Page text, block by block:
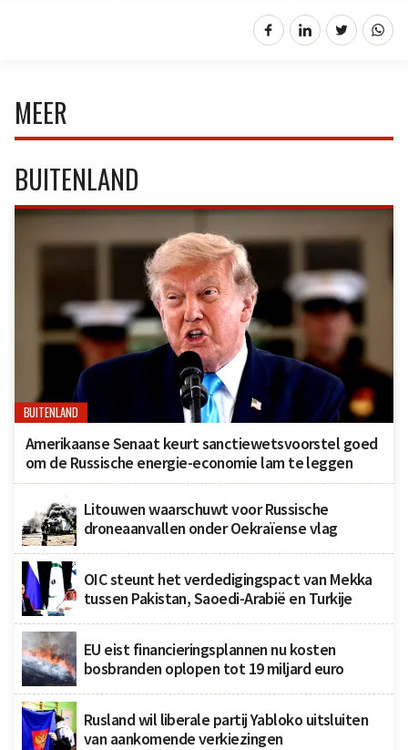
MEER
BUITENLAND
BUITENLAND
Amerikaanse Senaat keurt sanctiewetsvoorstel goed
om de Russische energie-economie lam te leggen
Litouwen waarschuwt voor Russische
droneaanvallen onder Oekraïense vlag
OIC steunt het verdedigingspact van Mekka
tussen Pakistan, Saoedi-Arabië en Turkije
EU eist financieringsplannen nu kosten
bosbranden oplopen tot 19 miljard euro
Rusland wil liberale partij Yabloko uitsluiten
van aankomende verkiezingen